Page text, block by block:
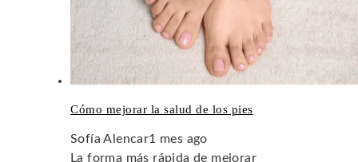
Cómo mejorar la salud de los pies
Sofía Alencar1 mes ago
La forma más rápida de mejorar